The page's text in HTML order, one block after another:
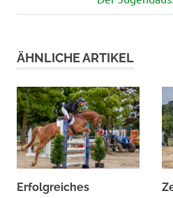
Beitrag:
ÄHNLICHE ARTIKEL
Erfolgreiches